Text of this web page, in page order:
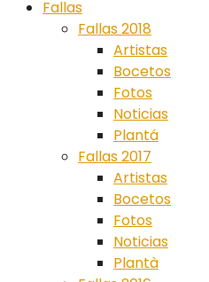
Fallas
Fallas 2018
Artistas
Bocetos
Fotos
Noticias
Plantá
Fallas 2017
Artistas
Bocetos
Fotos
Noticias
Plantà